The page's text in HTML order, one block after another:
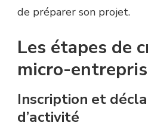
de préparer son projet.
Les étapes de
micro-
Inscription et
d’activité